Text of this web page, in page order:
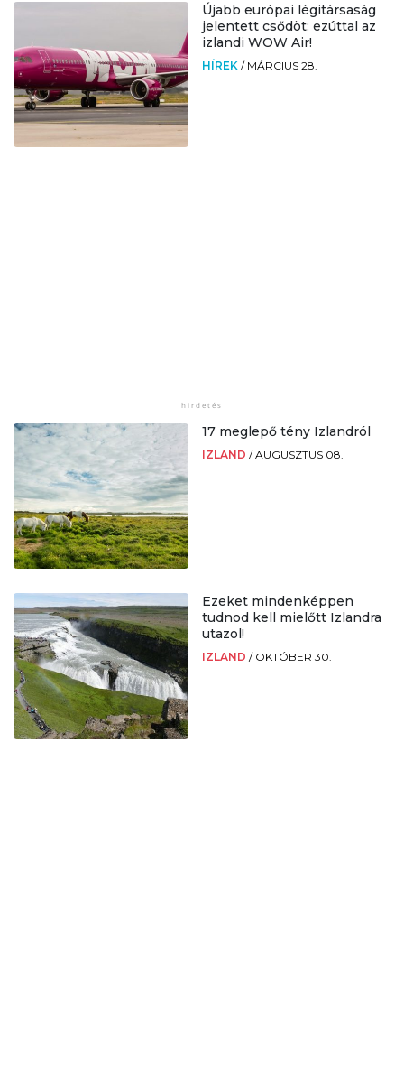
Újabb európai légitársaság
jelentett csődöt: ezúttal az
izlandi WOW Air!
HÍREK / MÁRCIUS 28.
17 meglepő tény Izlandról
IZLAND /AUGUSZTUS 08.
Ezeket mindenképpen
tudnod kell mielőtt Izlandra
utazol!
IZLAND / OKTÓBER 30.